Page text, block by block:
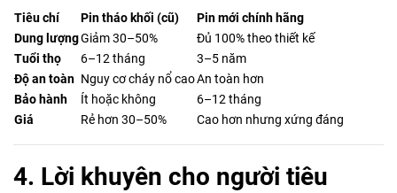
Tiêu chí Pin tháo khối (cũ)
Pin mới chính hãng
Dung lượngGiảm 30–50%
Đủ 100% theo thiết kế
Tuổi thọ
6–12 tháng
3–5 năm
Độ an toàn Nguy cơ cháy nổ caoAn toàn hơn
Bảo hành
Ít hoặc không
6–12 tháng
Giá
Rẻ hơn 30–50% Cao hơn nhưng xứng đáng
4. Lời khuyên cho người tiêu